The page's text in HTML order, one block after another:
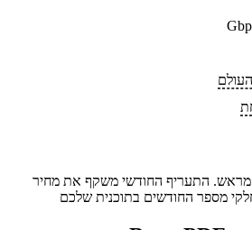
מראש. התעריף החודשי משקף את מחיר